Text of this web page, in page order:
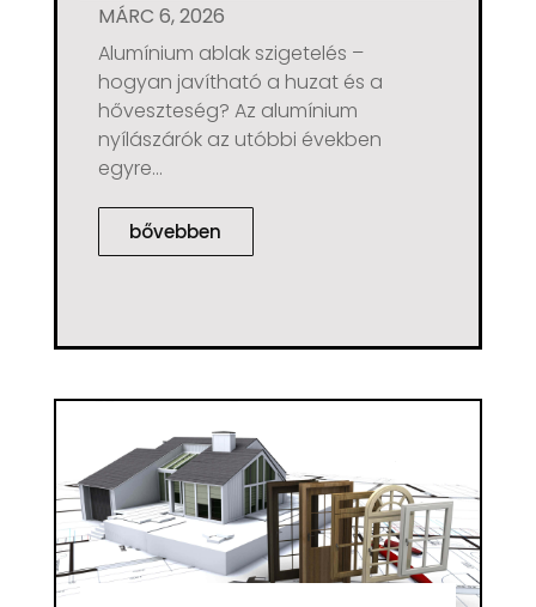
MÁRC 6, 2026
Alumínium ablak szigetelés –
hogyan javítható a huzat és a
hőveszteség? Az alumínium
nyílászárók az utóbbi években
egyre...
bővebben